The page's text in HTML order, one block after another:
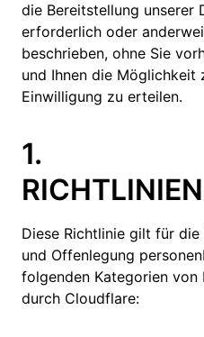
die Bereitstellung unserer
erforderlich oder
beschrieben, ohne Sie
und Ihnen die Möglichkeit
Einwilligung zu erteilen.
1.
Diese Richtlinie gilt für die
und Offenlegung
folgenden Kategorien von
durch Cloudflare: